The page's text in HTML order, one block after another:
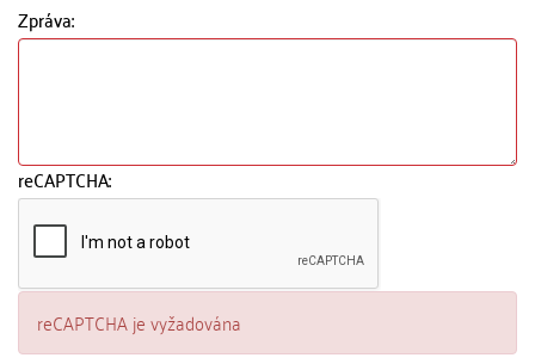
Zpráva:
reCAPTCHA:
reCAPTCHA je vyžadována